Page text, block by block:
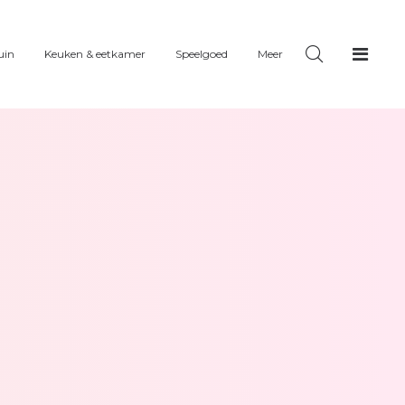
Keuken & eetkamer Speelgoed Meer